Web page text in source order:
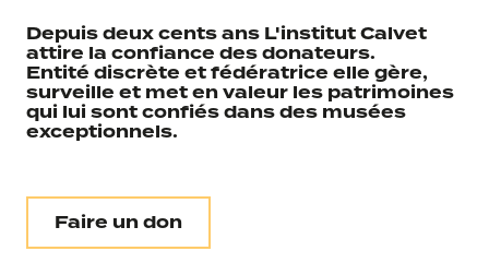
Depuis deux cents ans L'institut Calvet
attire la confiance des donateurs.
Entité discrète et fédératrice elle gère,
surveille et met en valeur les patrimoines
qui lui sont confiés dans des musées
exceptionnels.
Faire un don